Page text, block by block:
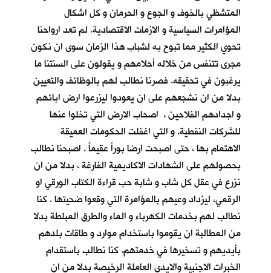
المتشظي بالخوف و الجوع و الحرمان و كل اشكال
المؤامرات السياسية و الازمات الاقتصادية. لم تعد ارواحنا
تحوي الكثير مما تبوح به لشباب هذا الزمان سوى ان نكون
مجرى تتنفس من خلاله أحلامهم و يقولون على السنتنا ما
يرغبون في تحقيقه. فصرنا نطالب لهم بالوظائف والتعيين
بدلا من ان نشجعهم على ان يعودوا ليزرعوا ارض ابائهم
و اجدادهم الفلاحين ، اصحاب الارض التي تخلوا عنها
للشركات النفطية. و التي اغفلت الحكومات العميقة
الاهتمام بها ، حتى اصبحت ارضا بوراً عقيماً . اصبحنا نطالب
بحصولهم على الشهادات الاكاديمية الفارغة ، بدلا من ان
نزرع في عقل كل شاب و شابة حب قراءة الكتاب الورقي او
الرقمي، ليزداد وعيهم بالمؤامرة التي وقعوا ضحيتها . كنا
نطالب لهم بخدمات الكهرباء و الماء والطرق المبلطة بدلا
من المطالبة ان يقوموا باستخدام موارد و طاقات بلدهم
بأيديهم و تسخيرها في خدمتهم. كنا نطالب باستقدام
الخبرات الاجنبية والايدي العاملة الرخيصة بدلا من ان